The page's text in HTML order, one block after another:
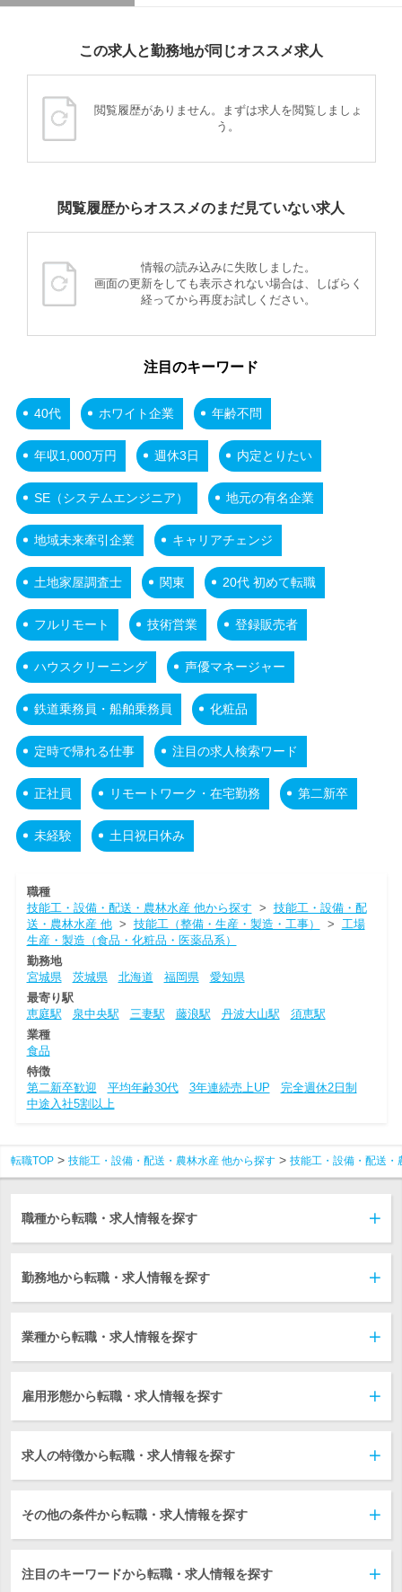
この求人と勤務地が同じオススメ求人
閲覧履歴がありません。まずは求人を閲覧しましょ
う。
閲覧履歴からオススメのまだ見ていない求人
情報の読み込みに失敗しました。
画面の更新をしても表示されない場合は、しばらく
経ってから再度お試しください。
注目のキーワード
40代 ホワイト企業 年齢不問
年収1,000万円 週休3日 内定とりたい
SE（システムエンジニア） 地元の有名企業
地域未来牽引企業 キャリアチェンジ
土地家屋調査士 関東 20代 初めて転職
フルリモート 技術営業 登録販売者
ハウスクリーニング 声優マネージャー
鉄道乗務員・船舶乗務員 化粧品
定時で帰れる仕事 注目の求人検索ワード
正社員 リモートワーク・在宅勤務 第二新卒
未経験 土日祝日休み
職種
技能工・設備・配送・農林水産 他から探す > 技能工・設備・配
送・農林水産 他> 技能工（整備・生産・製造・工事） > 工場
生産・製造（食品・化粧品・医薬品系）
勤務地
宮城県
茨城県 北海道 福岡県
愛知県
最寄り駅
恵庭駅
泉中央駅 三妻駅 藤浪駅 丹波大山駅
須恵駅
業種
食品
特徴
第二新卒歓迎
平均年齢30代 3年連続売上UP
完全週休2日制
中途入社5割以上
転職TOP 技能工・設備・配送・農林水産 他から探す 技能工・設備・配送・
職種から転職・求人情報を探す
勤務地から転職・求人情報を探す
業種から転職・求人情報を探す
雇用形態から転職・求人情報を探す
求人の特徴から転職・求人情報を探す
その他の条件から転職・求人情報を探す
注目のキーワードから転職・求人情報を探す